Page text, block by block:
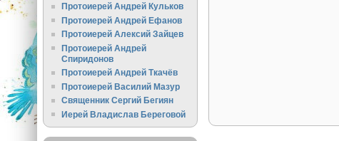
Протоиерей Андрей Кульков
Протоиерей Андрей Ефанов
Протоиерей Алексий Зайцев
Протоиерей Андрей
Спиридонов
Протоиерей Андрей Ткачёв
Протоиерей Василий Мазур
Священник Сергий Бегиян
Иерей Владислав Береговой